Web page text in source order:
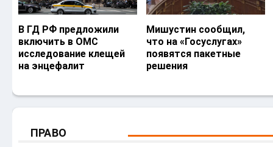
В ГД РФ предложили
включить в ОМС
исследование клещей
на энцефалит
Мишустин сообщил,
что на «Госуслугах»
появятся пакетные
решения
ПРАВО